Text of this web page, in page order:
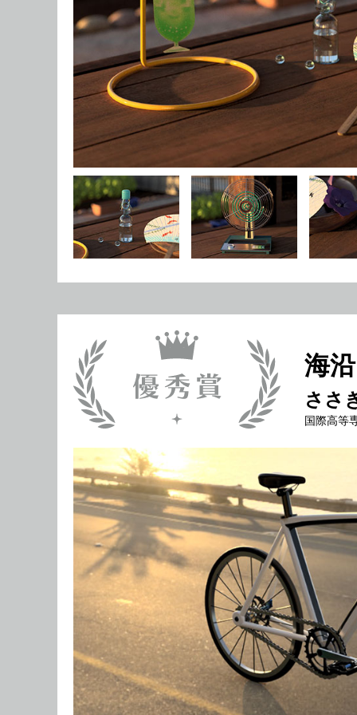
海
ささ
国際高等